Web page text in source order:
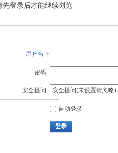
先登录后才能继续浏览
用户名
密码:
安全提问:
自动登录
登录